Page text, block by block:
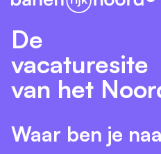
De
vacaturesite
van het
Waar ben je